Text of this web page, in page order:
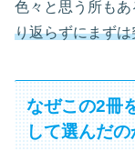
色々と思う所もあ
り返らずにまず
なぜこの2冊
して選んだの